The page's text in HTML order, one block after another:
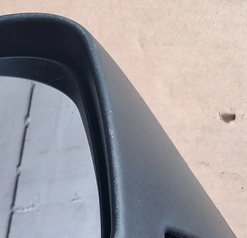
на території України).
СТО.